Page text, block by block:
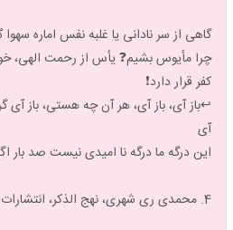
گاهی از سر نادانی یا غلبه نفس اماره
چرا مأیوس بشیم❓️ یأس از رحمت الهی،
کفر قرار دارد❗️
↩️باز آی، باز آی، هر آن چه هستی، باز آی
آی
این درگه ما درگه نا امیدی نیست صد بار
4. محمدی ری شهری، نهج الذکر، انتشارات دارالحدیث، ج 4، ص29